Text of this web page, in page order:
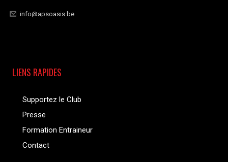
info@apsoasis.be
LIENS RAPIDES
Supportez le Club
Presse
Formation Entraineur
Contact